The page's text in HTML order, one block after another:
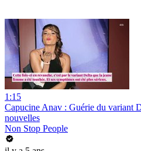
1:15
Capucine Anav : Guérie du variant
nouvelles
Non Stop People